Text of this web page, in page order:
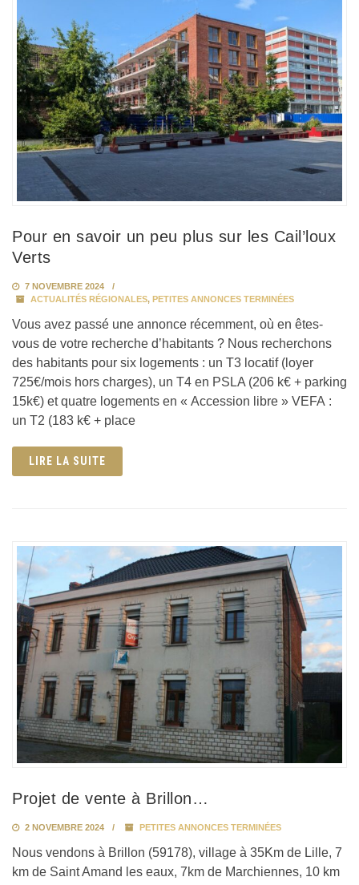
Pour en savoir un peu plus sur les Cail’loux
Verts
7 NOVEMBRE 2024
ACTUALITÉS RÉGIONALES, PETITES ANNONCES TERMINÉES
Vous avez passé une annonce récemment, où en êtes-
vous de votre recherche d’habitants ? Nous recherchons
des habitants pour six logements : un T3 locatif (loyer
725€/mois hors charges), un T4 en PSLA (206 k€ + parking
15k€) et quatre logements en « Accession libre » VEFA :
un T2 (183 k€ + place
LIRE LA SUITE
Projet de vente à Brillon…
2 NOVEMBRE 2024 PETITES ANNONCES TERMINÉES
Nous vendons à Brillon (59178), village à 35Km de Lille, 7
km de Saint Amand les eaux, 7km de Marchiennes, 10 km